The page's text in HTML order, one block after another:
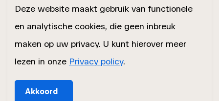
Cookiebeleid
Deze website maakt gebruik van functionele
en analytische cookies, die geen inbreuk
maken op uw privacy. U kunt hierover meer
lezen in onze Privacy policy.
Akkoord